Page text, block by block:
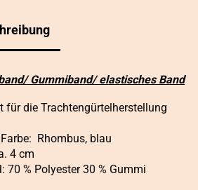
Gummiband/ elastisches Band
für die Trachtengürtelherstellung
Rhombus, blau
4 cm
70 % Polyester 30 % Gummi